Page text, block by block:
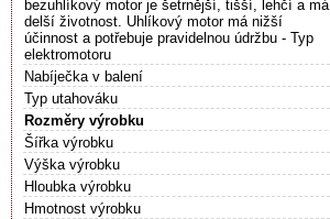
bezuhlíkový motor je šetrnější, tišší, lehčí a má
delší životnost. Uhlíkový motor má nižší
účinnost a potřebuje pravidelnou údržbu - Typ
elektromotoru
Nabíječka v balení
Typ utahováku
Rozměry výrobku
Šířka výrobku
Výška výrobku
Hloubka výrobku
Hmotnost výrobku